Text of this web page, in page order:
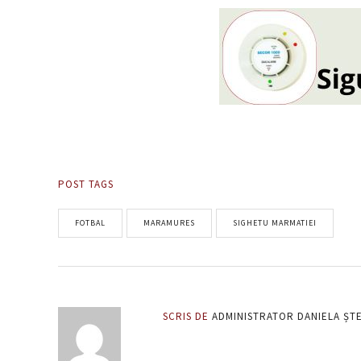
POST TAGS
FOTBAL MARAMURES SIGHETU MARMATIEI
SCRIS DE ADMINISTRATOR DANIELA